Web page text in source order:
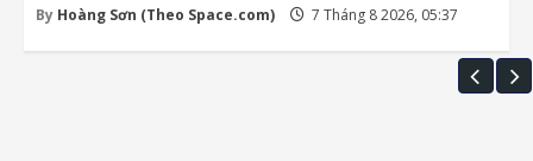
By Hoàng Sơn (Theo Space.com) 7 Tháng 8 2026, 05:37